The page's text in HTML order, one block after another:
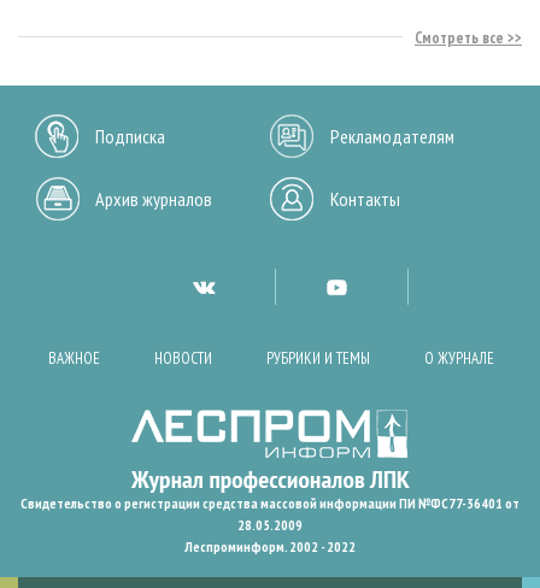
Смотреть все
Подписка Рекламодателям
Архив журналов Контакты
ВАЖНОЕ НОВОСТИ РУБРИКИ И ТЕМЫ О ЖУРНАЛЕ
Свидетельство о регистрации средства массовой информации ПИ №ФС77-36401 от
28.05.2009
Леспроминформ. 2002 - 2022